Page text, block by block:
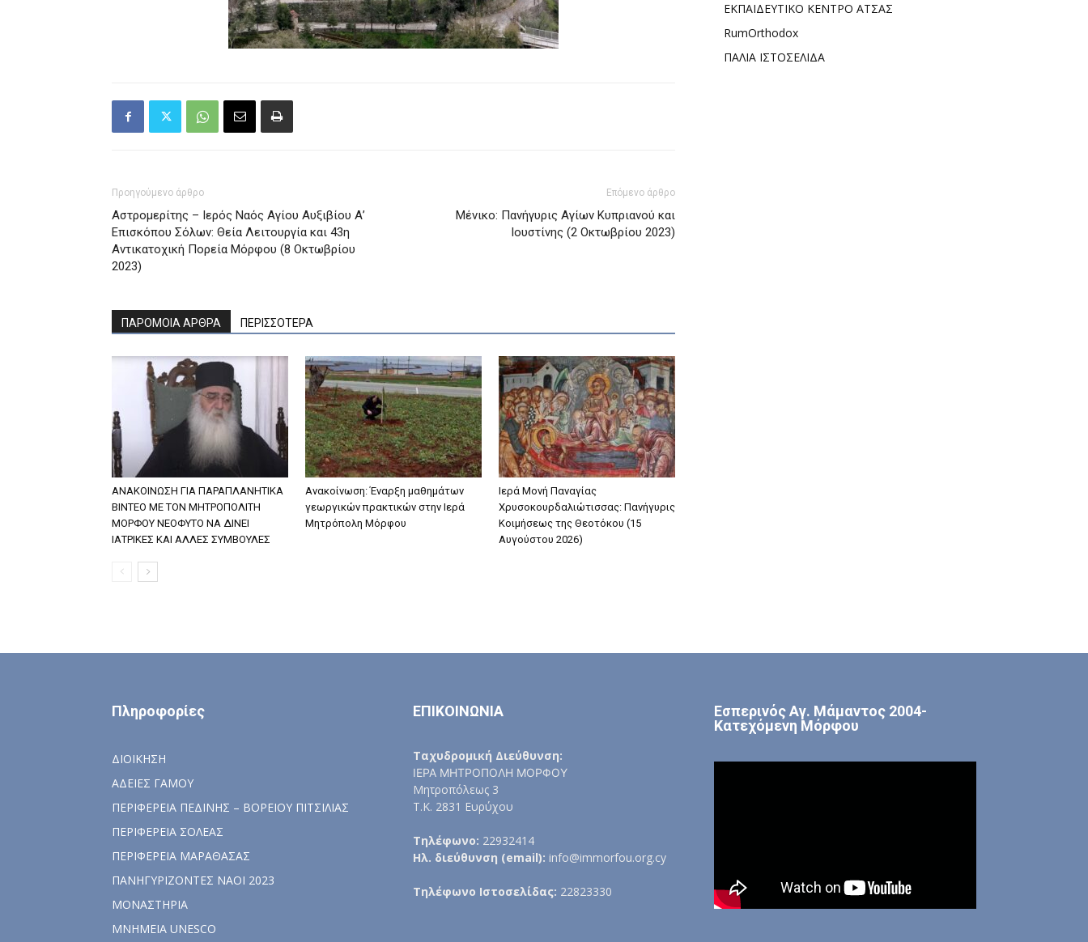
Προηγούμενο άρθρο
Αστρομερίτης – Ιερός Ναός Αγίου Αυξιβίου Α’
Επισκόπου Σόλων: Θεία Λειτουργία και 43η
Αντικατοχική Πορεία Μόρφου (8 Οκτωβρίου
2023)
Επόμενο άρθρο
Μένικο: Πανήγυρις Αγίων Κυπριανού και
Ιουστίνης (2 Οκτωβρίου 2023)
ΠΑΡΟΜΟΙΑ ΑΡΘΡΑ ΠΕΡΙΣΣΟΤΕΡΑ
ΑΝΑΚΟΙΝΩΣΗ ΓΙΑ ΠΑΡΑΠΛΑΝΗΤΙΚΑ
ΒΙΝΤΕΟ ΜΕ ΤΟΝ ΜΗΤΡΟΠΟΛΙΤΗ
ΜΟΡΦΟΥ ΝΕΟΦΥΤΟ ΝΑ ΔΙΝΕΙ
ΙΑΤΡΙΚΕΣ ΚΑΙ ΑΛΛΕΣ ΣΥΜΒΟΥΛΕΣ
Ανακοίνωση: Έναρξη μαθημάτων
γεωργικών πρακτικών στην Ιερά
Μητρόπολη Μόρφου
Ιερά Μονή Παναγίας
Χρυσοκουρδαλιώτισσας: Πανήγυρις
Κοιμήσεως της Θεοτόκου (15
Αυγούστου 2026)
ΕΚΠΑΙΔΕΥΤΙΚΟ ΚΕΝΤΡΟ ΑΤΣΑΣ
RumOrthodox
ΠΑΛΙΑ ΙΣΤΟΣΕΛΙΔΑ
Πληροφορίες
ΔΙΟΙΚΗΣΗ
ΑΔΕΙΕΣ ΓΑΜΟΥ
ΠΕΡΙΦΕΡΕΙΑ ΠΕΔΙΝΗΣ – ΒΟΡΕΙΟΥ ΠΙΤΣΙΛΙΑΣ
ΠΕΡΙΦΕΡΕΙΑ ΣΟΛΕΑΣ
ΠΕΡΙΦΕΡΕΙΑ ΜΑΡΑΘΑΣΑΣ
ΠΑΝΗΓΥΡΙΖΟΝΤΕΣ ΝΑΟΙ 2023
ΜΟΝΑΣΤΗΡΙΑ
ΜΝΗΜΕΙΑ UNESCO
ΕΠΙΚΟΙΝΩΝΙΑ
Ταχυδρομική Διεύθυνση:
ΙΕΡΑ ΜΗΤΡΟΠΟΛΗ ΜΟΡΦΟΥ
Μητροπόλεως 3
Τ.Κ. 2831 Ευρύχου
Τηλέφωνο: 22932414
Ηλ. διεύθυνση (email): info@immorfou.org.cy
Τηλέφωνο Ιστοσελίδας: 22823330
Εσπερινός Αγ. Μάμαντος 2004-
Κατεχόμενη Μόρφου